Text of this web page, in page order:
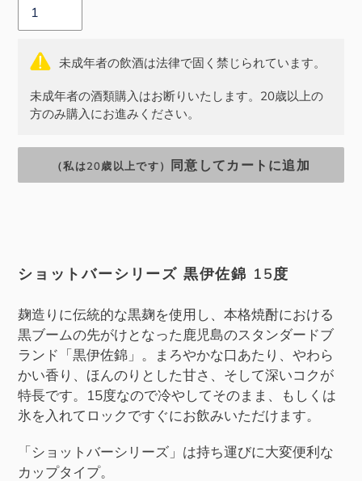
未成年者の飲酒は法律で固く禁じられています。
未成年者の酒類購入はお断りいたします。20歳以上の
方のみ購入にお進みください。
（私は20歳以上です） 同意してカートに追加
ト
商
品
を
追
加
す
ショットバーシリーズ 黒伊佐錦 15度
麹造りに伝統的な黒麹を使用し、本格焼酎における
黒ブームの先がけとなった鹿児島のスタンダードブ
ランド「黒伊佐錦」。まろやかな口あたり、やわら
かい香り、ほんのりとした甘さ、そして深いコクが
特長です。15度なので冷やしてそのまま、もしくは
氷を入れてロックですぐにお飲みいただけます。
「ショットバーシリーズ」は持ち運びに大変便利な
カップタイプ。